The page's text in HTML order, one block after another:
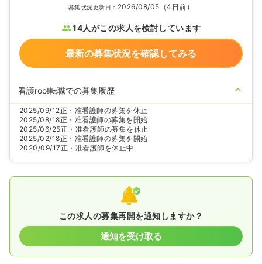
募集状況更新日： 2026/08/05（4日前）
14人がこの求人を検討しています
最新の募集状況を確認してみる
看護roo!転職での募集履歴
2025/09/12正・准看護師の募集を休止
2025/08/18正・准看護師の募集を開始
2025/06/25正・准看護師の募集を休止
2025/02/18正・准看護師の募集を開始
2020/09/17正・准看護師を休止中
この求人の募集再開を通知しますか？
通知を受け取る